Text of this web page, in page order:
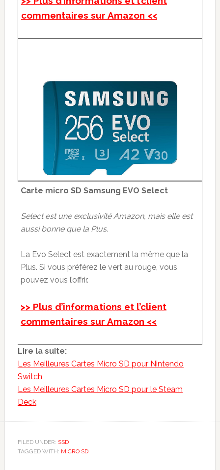
commentaires sur Amazon <<
Carte micro SD Samsung EVO Select
Select est une exclusivité Amazon, mais elle est
aussi bonne que la Plus.
La Evo Select est exactement la même que la
Plus. Si vous préférez le vert au rouge, vous
pouvez vous l’offrir.
>> Plus d’informations et l’client
commentaires sur Amazon <<
Lire la suite:
Les Meilleures Cartes Micro SD pour Nintendo
Switch
Les Meilleures Cartes Micro SD pour le Steam
Deck
FILED UNDER: SSD
TAGGED WITH: MICRO SD